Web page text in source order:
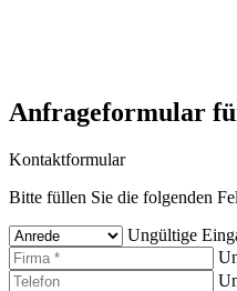
Anfrageformular
Kontaktformular
Bitte füllen Sie die folgenden
Ungültige